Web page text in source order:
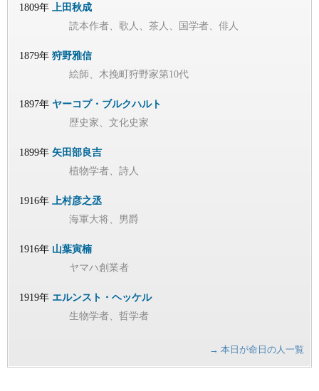
1809年
上田秋成
読本作者、歌人、茶人、国学者、俳人
1879年 狩野雅信
絵師、木挽町狩野家第10代
1897年 ヤーコプ・ブルクハルト
歴史家、文化史家
1899年 矢田部良吉
植物学者、詩人
1916年
上村彦之丞
海軍大将、男爵
1916年 山葉寅楠
ヤマハ創業者
1919年 エルンスト・ヘッケル
生物学者、哲学者
→ 本日が命日の人一覧